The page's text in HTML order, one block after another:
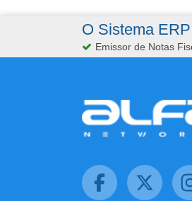
O Sistema
Emissor de Notas